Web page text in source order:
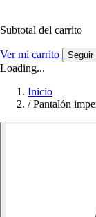
Subtotal del carrito
Ver mi carrito Seguir
Loading...
Inicio
/ Pantalón